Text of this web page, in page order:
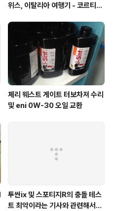
위스, 이탈리아 여행기 - 코르티나
스
체리 웨스트 게이트 터보차져 수리
및 eni 0W-30 오일 교환
투싼ix 및 스포티지R의 충돌 테스
트 최악이라는 기사와 관련해서...